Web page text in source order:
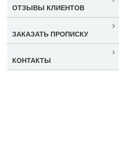
ОТЗЫВЫ КЛИЕНТОВ
ЗАКАЗАТЬ ПРОПИСКУ
КОНТАКТЫ